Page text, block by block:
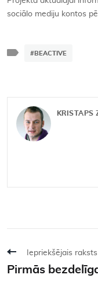
sociālo mediju kontos
#BEACTIVE
KRISTAPS
Iepriekšējais raksts
Pirmās